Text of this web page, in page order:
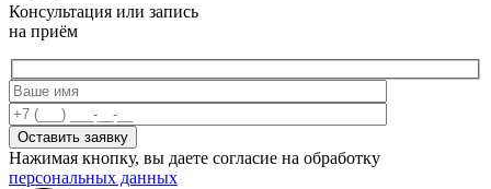
Консультация или запись
на приём
Нажимая кнопку, вы даете согласие на обработку
персональных данных